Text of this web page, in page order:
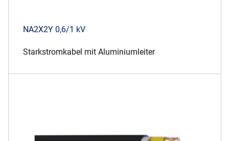
NA2X2Y 0,6/1 kV
Starkstromkabel mit Aluminiumleiter